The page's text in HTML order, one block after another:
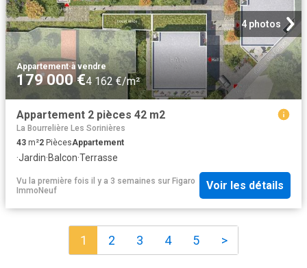
4 photos
Appartement·à vendre
179 000 €4 162 €/m²
Appartement 2 pièces 42 m2
La Bourrelière Les Sorinières
43 m²2 PiècesAppartement
·Jardin·Balcon·Terrasse
Vu la première fois il y a 3 semaines sur Figaro
ImmoNeuf
Voir les détails
1 2 3 4 5 >